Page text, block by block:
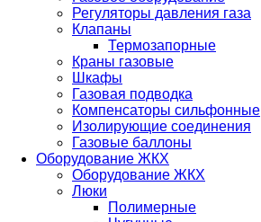
Регуляторы давления газа
Клапаны
Термозапорные
Краны газовые
Шкафы
Газовая подводка
Компенсаторы сильфонные
Изолирующие соединения
Газовые баллоны
Оборудование ЖКХ
Оборудование ЖКХ
Люки
Полимерные